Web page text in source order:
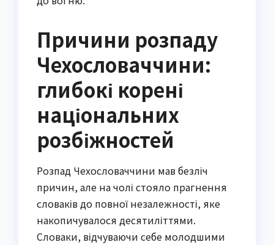
Причини розпаду
Чехословаччини:
глибокі корені
національних
розбіжностей
Розпад Чехословаччини мав безліч
причин, але на чолі стояло прагнення
словаків до повної незалежності, яке
накопичувалося десятиліттями.
Словаки, відчуваючи себе молодшими